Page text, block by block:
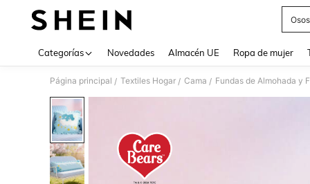
Categorías Novedades Almacén UE Ropa de mujer
Página principal / Textiles Hogar / Cama / Fundas de Almohada y